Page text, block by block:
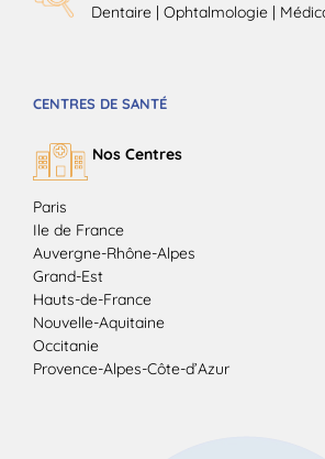
Dentaire | Ophtalmologie |
CENTRES DE SANTÉ
Nos Centres
Paris
Ile de France
Auvergne-Rhône-Alpes
Grand-Est
Hauts-de-France
Nouvelle-Aquitaine
Occitanie
Provence-Alpes-Côte-d’Azur